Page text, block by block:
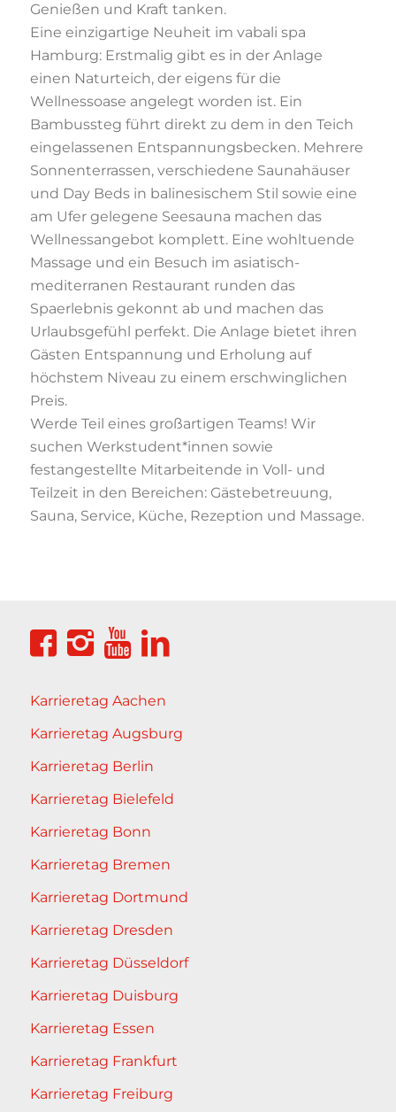
Genießen und Kraft tanken.
Eine einzigartige Neuheit im vabali spa
Hamburg: Erstmalig gibt es in der Anlage
einen Naturteich, der eigens für die
Wellnessoase angelegt worden ist. Ein
Bambussteg führt direkt zu dem in den Teich
eingelassenen Entspannungsbecken. Mehrere
Sonnenterrassen, verschiedene Saunahäuser
und Day Beds in balinesischem Stil sowie eine
am Ufer gelegene Seesauna machen das
Wellnessangebot komplett. Eine wohltuende
Massage und ein Besuch im asiatisch-
mediterranen Restaurant runden das
Spaerlebnis gekonnt ab und machen das
Urlaubsgefühl perfekt. Die Anlage bietet ihren
Gästen Entspannung und Erholung auf
höchstem Niveau zu einem erschwinglichen
Preis.
Werde Teil eines großartigen Teams! Wir
suchen Werkstudent*innen sowie
festangestellte Mitarbeitende in Voll- und
Teilzeit in den Bereichen: Gästebetreuung,
Sauna, Service, Küche, Rezeption und Massage.
Karrieretag Aachen
Karrieretag Augsburg
Karrieretag Berlin
Karrieretag Bielefeld
Karrieretag Bonn
Karrieretag Bremen
Karrieretag Dortmund
Karrieretag Dresden
Karrieretag Düsseldorf
Karrieretag Duisburg
Karrieretag Essen
Karrieretag Frankfurt
Karrieretag Freiburg